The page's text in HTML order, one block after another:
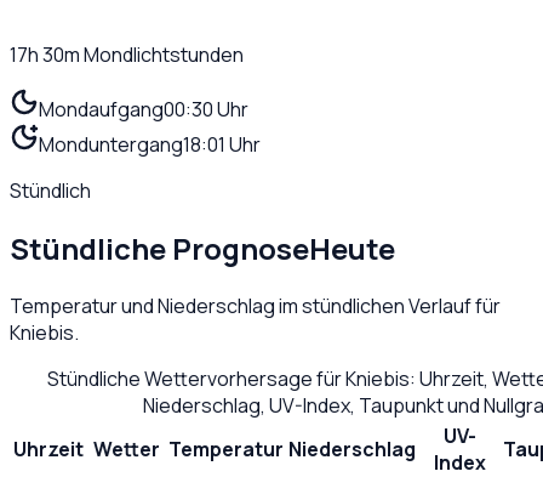
17h 30mMondlichtstunden
Mondaufgang00:30 Uhr
Monduntergang18:01 Uhr
Stündlich
Stündliche PrognoseHeute
Temperatur und Niederschlag im stündlichen Verlauf für
Kniebis.
Stündliche Wettervorhersage fürKniebis: Uhrzeit,
Niederschlag, UV-Index, Taupunkt und
Uhrzeit Wetter Temperatur Niederschlag
UV-
Index